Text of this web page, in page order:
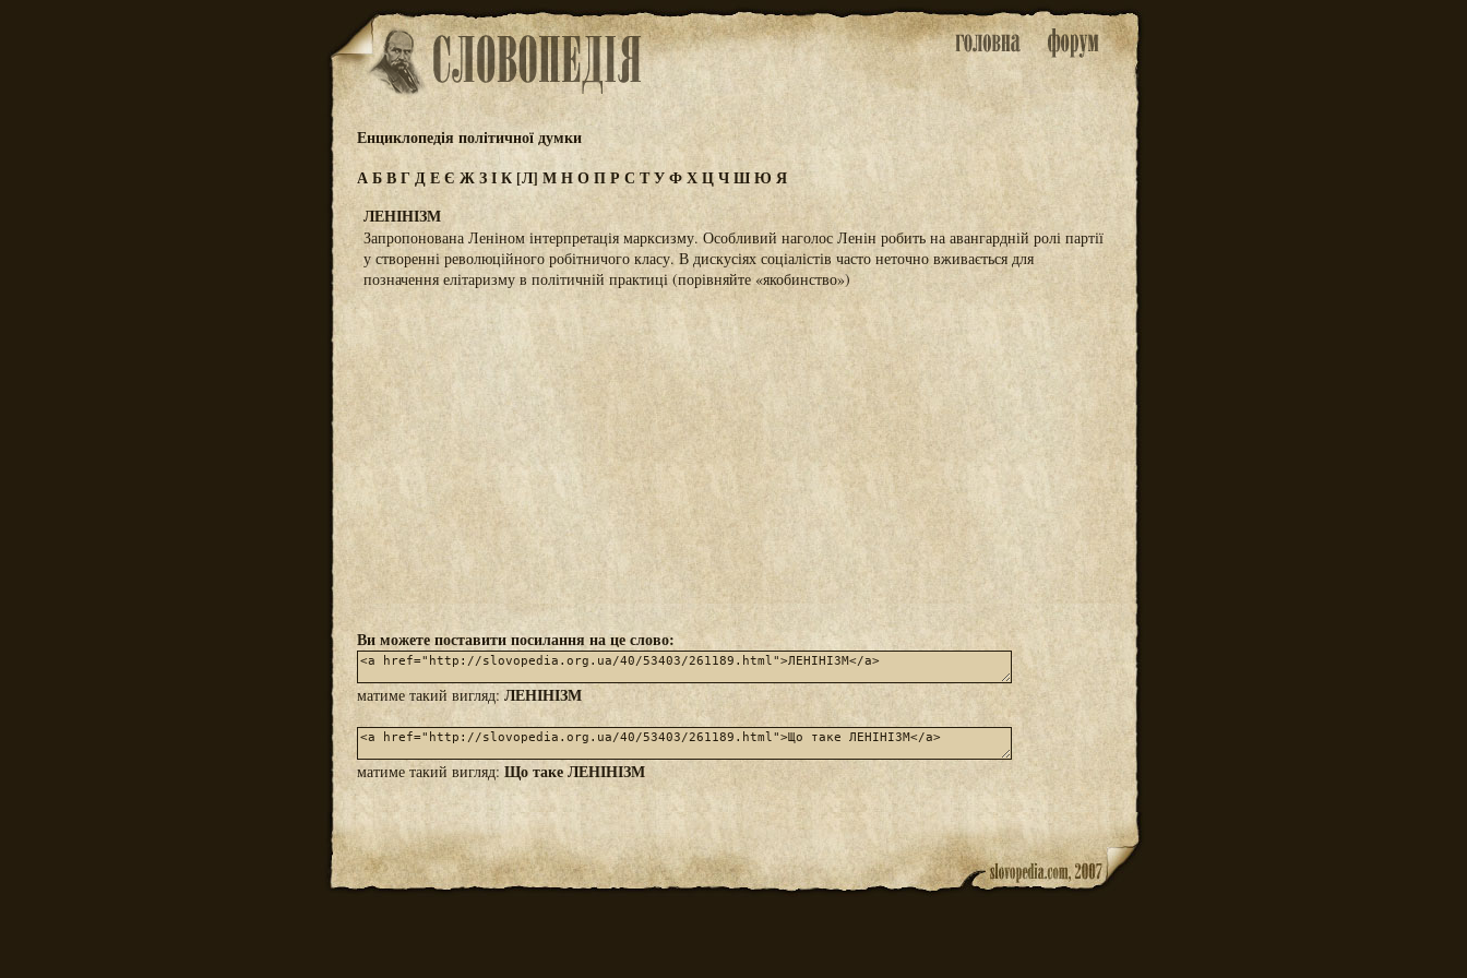
Енциклопедія політичної думки
АБВГДЕЄЖЗІК [Л] МНОПРСТУФХЦЧШЮ Я
ЛЕНІНІЗМ
Запропонована Леніном інтерпретація марксизму. Особливий наголос Ленін робить на авангардній ролі партії
у створенні революційного робітничого класу. В дискусіях соціалістів часто неточно вживається для
позначення елітаризму в політичній практиці (порівняйте «якобинство»)
Ви можете поставити посилання на це слово:
матиме такий вигляд: ЛЕНІНІЗМ
матиме такий вигляд: Що таке ЛЕНІНІЗМ